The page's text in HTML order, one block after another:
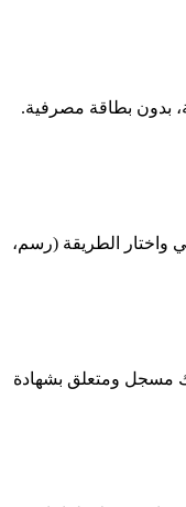
الإلكتروني في 30 ثانية، بدون بطاقة مصرفية.
واختار الطريقة (رسم،
مسجل ومتعلق بشهادة